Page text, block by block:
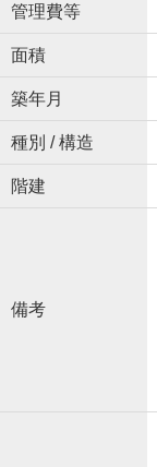
管理費等
面積
築年月
種別 / 構造
階建
備考